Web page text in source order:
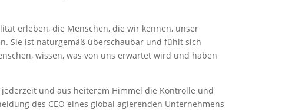
erleben, die Menschen, die wir kennen, unser
Sie ist naturgemäß überschaubar und fühlt sich
wissen, was von uns erwartet wird und haben
und aus heiterem Himmel die Kontrolle und
des CEO eines global agierenden Unternehmens